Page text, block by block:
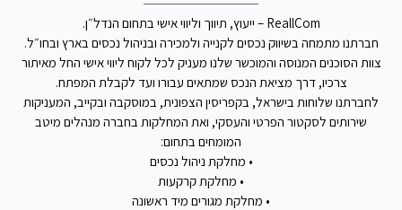
ReallCom – ייעוץ, תיווך וליווי אישי בתחום הנדל״ן.
חברתנו מתמחה בשיווק נכסים לקנייה ולמכירה ובניהול נכסים בארץ ובחו״ל.
צוות הסוכנים המנוסה והמוכשר שלנו מעניק לכל לקוח ליווי אישי החל מאיתור
צרכיו, דרך מציאת הנכס שמתאים עבורו ועד לקבלת המפתח.
לחברתנו שלוחות בישראל, בקפריסין הצפונית, במוסקבה ובקייב, המעניקות
שירותים לסקטור הפרטי והעסקי, ואת המחלקות בחברה מנהלים מיטב
המומחים בתחום:
• מחלקת ניהול נכסים
• מחלקת קרקעות
• מחלקת מגורים מיד ראשונה